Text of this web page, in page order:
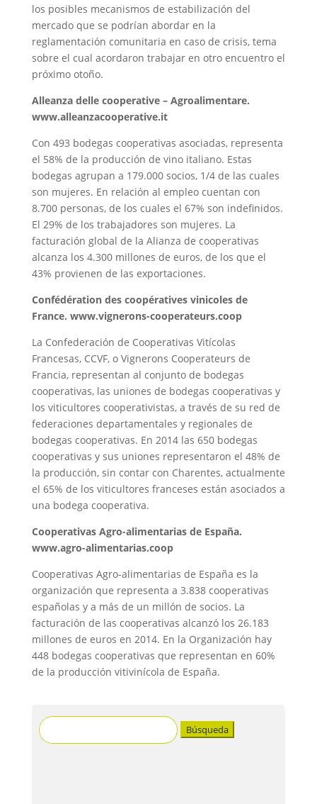
los posibles mecanismos de estabilización del
mercado que se podrían abordar en la
reglamentación comunitaria en caso de crisis, tema
sobre el cual acordaron trabajar en otro encuentro el
próximo otoño.
Alleanza delle cooperative – Agroalimentare.
www.alleanzacooperative.it
Con 493 bodegas cooperativas asociadas, representa
el 58% de la producción de vino italiano. Estas
bodegas agrupan a 179.000 socios, 1/4 de las cuales
son mujeres. En relación al empleo cuentan con
8.700 personas, de los cuales el 67% son indefinidos.
El 29% de los trabajadores son mujeres. La
facturación global de la Alianza de cooperativas
alcanza los 4.300 millones de euros, de los que el
43% provienen de las exportaciones.
Confédération des coopératives vinicoles de
France. www.vignerons-cooperateurs.coop
La Confederación de Cooperativas Vitícolas
Francesas, CCVF, o Vignerons Cooperateurs de
Francia, representan al conjunto de bodegas
cooperativas, las uniones de bodegas cooperativas y
los viticultores cooperativistas, a través de su red de
federaciones departamentales y regionales de
bodegas cooperativas. En 2014 las 650 bodegas
cooperativas y sus uniones representaron el 48% de
la producción, sin contar con Charentes, actualmente
el 65% de los viticultores franceses están asociados a
una bodega cooperativa.
Cooperativas Agro-alimentarias de España.
www.agro-alimentarias.coop
Cooperativas Agro-alimentarias de España es la
organización que representa a 3.838 cooperativas
españolas y a más de un millón de socios. La
facturación de las cooperativas alcanzó los 26.183
millones de euros en 2014. En la Organización hay
448 bodegas cooperativas que representan en 60%
de la producción vitivinícola de España.
Buscar: